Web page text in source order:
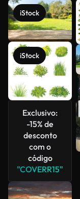
iStock
iStock
Exclusivo:
-15% de
desconto
com o
código
"COVERR15"